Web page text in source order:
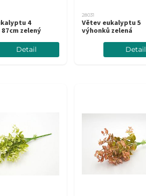
4
zelený
Detail
28031
Větev eukalyptu 5
výhonků zelená
Detail